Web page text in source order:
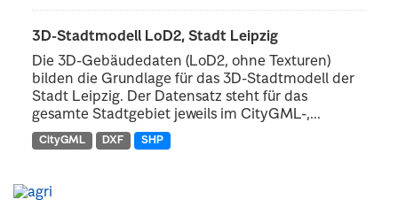
3D-Stadtmodell LoD2, Stadt Leipzig
Die 3D-Gebäudedaten (LoD2, ohne Texturen)
bilden die Grundlage für das 3D-Stadtmodell der
Stadt Leipzig. Der Datensatz steht für das
gesamte Stadtgebiet jeweils im CityGML-,...
CityGML DXF SHP